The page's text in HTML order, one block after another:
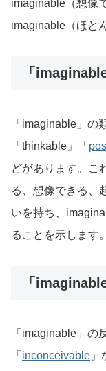
imaginable（想像
imaginable（ほと
「
「imaginable」の
「thinkable」「
どがあります。こ
る、想像できる、
いを持ち、
ることを示します。
「
「imaginable」の
「 inconceivable